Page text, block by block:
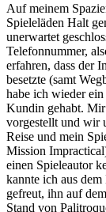
Auf meinem
Spieleläden Halt
unerwartet
Telefonnummer,
erfahren, dass der
besetzte (samt
habe ich wieder
Kundin gehabt.
vorgestellt und wir
Reise und mein
Mission
einen Spieleautor
kannte ich aus
gefreut, ihn auf
Stand von